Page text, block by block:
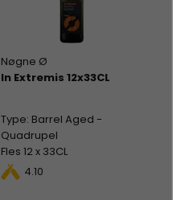
Nøgne Ø
In Extremis 12x33CL
Type: Barrel Aged -
Quadrupel
Fles 12 x 33CL
Alc %: 18,00
4.10